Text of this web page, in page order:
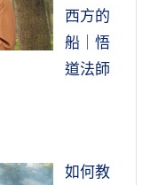
西方的
船｜悟
道法師
如何教